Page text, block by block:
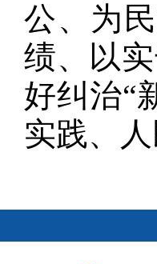
公、为
绩、以
好纠治“
实践、